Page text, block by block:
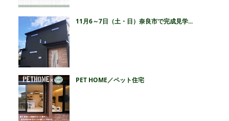
11月6～7日（土・日）奈良市で完成見学...
PET HOME／ペット住宅